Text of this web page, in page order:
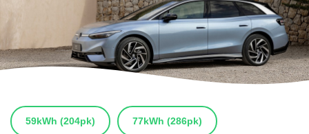
59kWh (204pk) 77kWh (286pk)